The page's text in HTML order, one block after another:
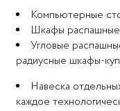
Компьютерные
Шкафы
Угловые
радиусные шкафы-
Навеска
каждое